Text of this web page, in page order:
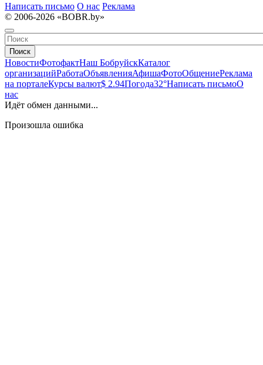
Написать письмо О нас Реклама
© 2006-2026 «BOBR.by»
Поиск
НовостиФотофактНаш БобруйскКаталог
организацийРаботаОбъявленияАфишаФотоОбщениеРеклама
на порталеКурсы валют$ 2.94Погода32°Написать письмоО
нас
Идёт обмен данными...
Произошла ошибка